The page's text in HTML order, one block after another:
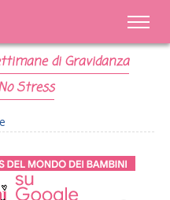
di Gravidanza
Stress